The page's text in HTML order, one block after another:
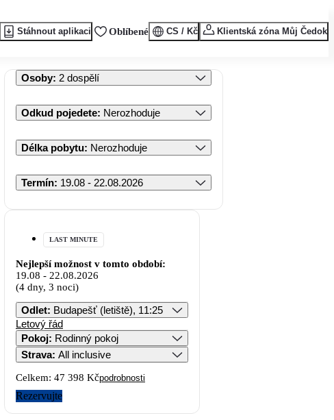
Stáhnout aplikaci Oblíbené CS / Kč Klientská zóna Můj Čedok
Osoby: 2 dospělí
Odkud pojedete: Nerozhoduje
Délka pobytu: Nerozhoduje
Termín: 19.08 - 22.08.2026
LAST MINUTE
Nejlepší možnost v tomto období:
19.08 - 22.08.2026
(4 dny, 3 noci)
Odlet: Budapešť (letiště), 11:25
Letový řád
Pokoj: Rodinný pokoj
Strava: All inclusive
Celkem: 47 398 Kčpodrobnosti
Rezervujte